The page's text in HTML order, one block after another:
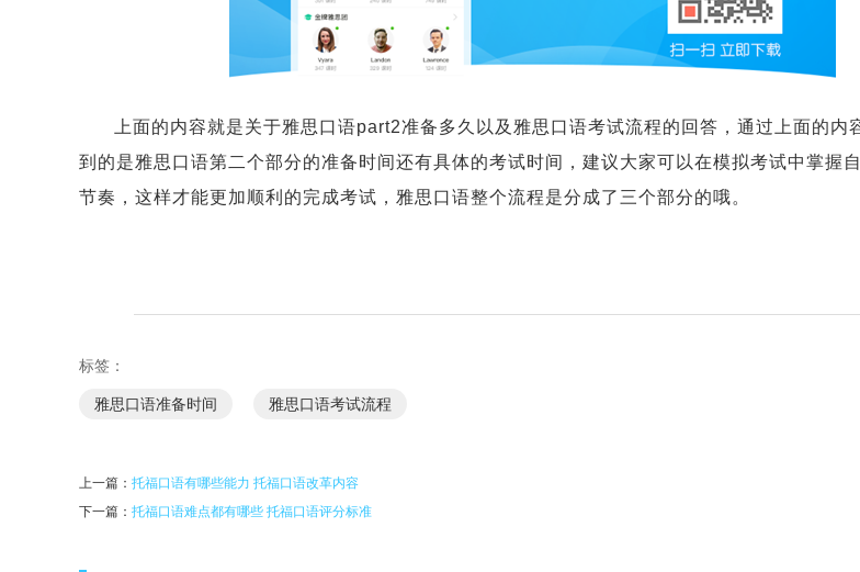
上面的内容就是关于雅思口语part2准备多久以及雅思口语考试流程的回答，通过上面的内
到的是雅思口语第二个部分的准备时间还有具体的考试时间，建议大家可以在模拟考试中掌握
节奏，这样才能更加顺利的完成考试，雅思口语整个流程是分成了三个部分的哦。
标签：
雅思口语准备时间 雅思口语考试流程
上一篇： 托福口语有哪些能力 托福口语改革内容
下一篇： 托福口语难点都有哪些 托福口语评分标准